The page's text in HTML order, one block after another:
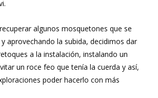
algunos mosquetones que se
aprovechando la subida, decidimos dar
a la instalación, instalando un
un roce feo que tenía la cuerda y así,
poder hacerlo con más